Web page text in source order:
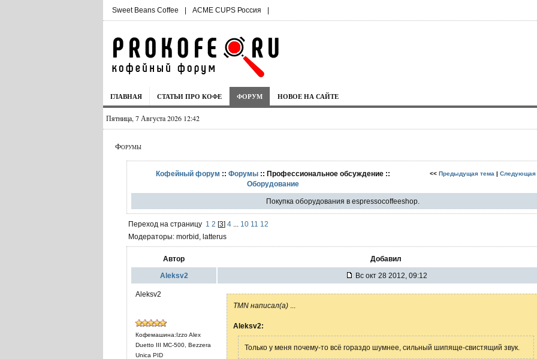
Sweet Beans Coffee | ACME CUPS Россия |
ГЛАВНАЯ СТАТЬИ ПРО КОФЕ ФОРУМ НОВОЕ НА САЙТЕ
Пятница, 7 Августа 2026 12:42
Форумы
Кофейный форум :: Форумы:: Профессиональное обсуждение ::
Оборудование
<< Предыдущая тема | Следующая
Покупка оборудования в espressocoffeeshop.
Переход на страницу 1 2 [3] 4 10 11 12
Модераторы: morbid, latterus
Автор Добавил
Aleksv2 Вс окт 28 2012, 09:12
Aleksv2
Кофемашина:Izzo Alex
Duetto III МС-500, Bezzera
Unica PID
TMN написал(а)
Aleksv2:
Только у меня почему-то всё гораздо шумнее, сильный шипяще-свистящий звук.